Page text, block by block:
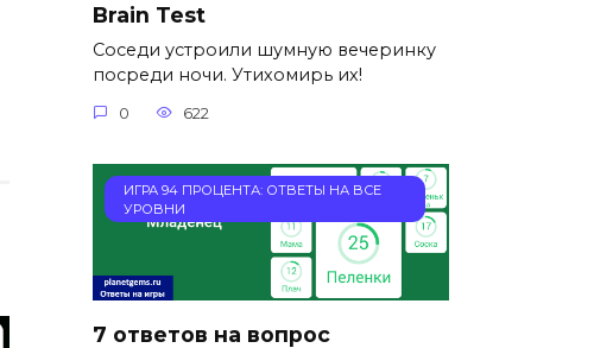
Brain Test
Соседи устроили шумную вечеринку
посреди ночи. Утихомирь их!
0 622
ИГРА 94 ПРОЦЕНТА: ОТВЕТЫ НА ВСЕ
УРОВНИ
7 ответов на вопрос